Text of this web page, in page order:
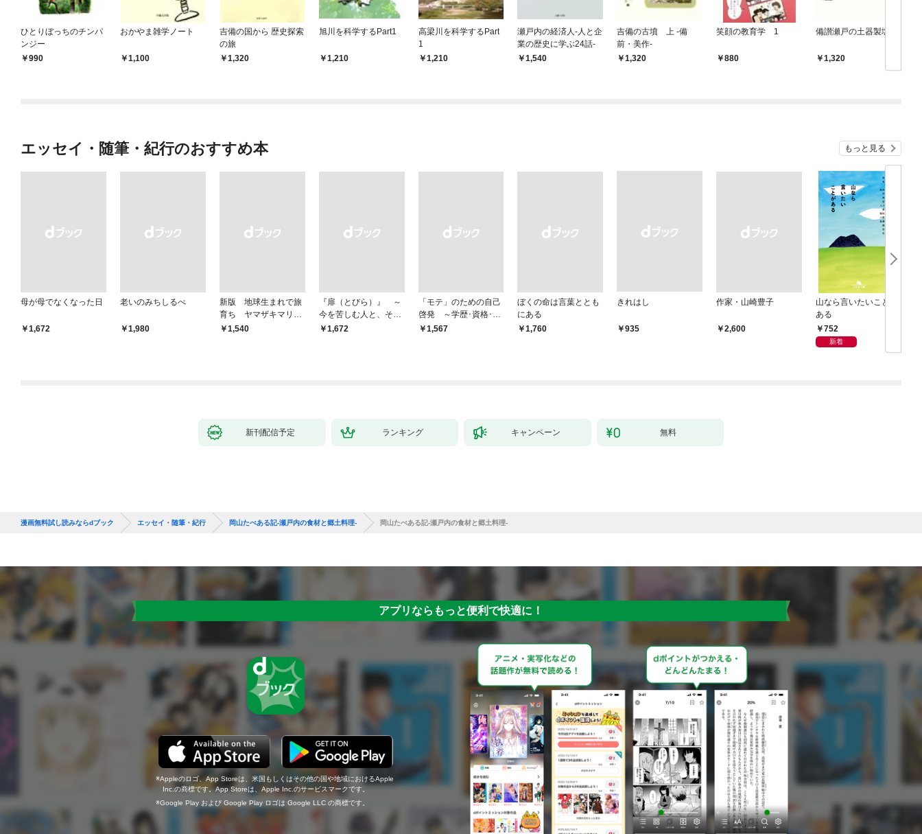
ひとりぼっちのチンパ
ンジー
990
おかやま雑学ノート
1,100
吉備の国から 歴史探索
の旅
1,320
旭川を科学するPart1
1,210
高梁川を科学するPart
1
1,210
瀬戸内の経済人-人と企
業の歴史に学ぶ24話-
1,540
吉備の古墳 上 -備
前・美作-
1,320
笑顔の教育学 1
880
備讃瀬戸の土器製塩
1,320
エッセイ・随筆・紀行のおすすめ本 もっと見る
母が母でなくなった日
￥1,672
老いのみちしるべ
￥1,980
新版 地球生まれで旅
育ち ヤマザキマリ流
人生論
￥1,540
『扉（とびら）』 ～
今を苦しむ人と、その
ご家族、そして「あな
￥1,672
「モテ」のための自己
啓発 ～学歴･資格･音
楽･スポーツ･身長･整
￥1,567
ぼくの命は言葉ととも
にある
￥1,760
きれはし
￥935
作家・山崎豊子
￥2,600
山なら言いたいことが
ある
752
新着
新刊配信予定 ランキング キャンペーン 無料
漫画無料試し読みならdブック エッセイ・随筆・紀行 岡山たべある記-瀬戸内の食材と郷土料理- 岡山たべある記-瀬戸内の食材と郷土料理-
アプリならもっと便利で快適に！
Appleのロゴ、App Storeは、米国もしくはその他の国や地域におけるApple
Inc.の商標です。App Storeは、Apple Inc.のサービスマークです。
Google Play および Google Play ロゴは Google LLC の商標です。